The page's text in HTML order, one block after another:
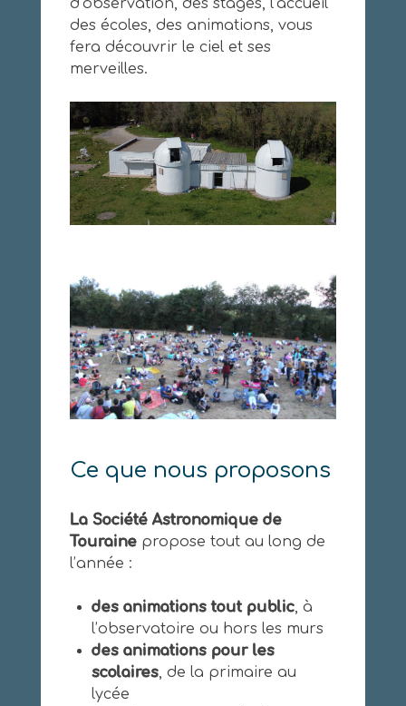
d’observation, des stages, l’accueil
des écoles, des animations, vous
fera découvrir le ciel et ses
merveilles.
Ce que nous proposons
La Société Astronomique de
Tourainepropose tout au long de
l’année :
des animations tout public, à
l’observatoire ou hors les murs
des animations pour les
scolaires, de la primaire au
lycée